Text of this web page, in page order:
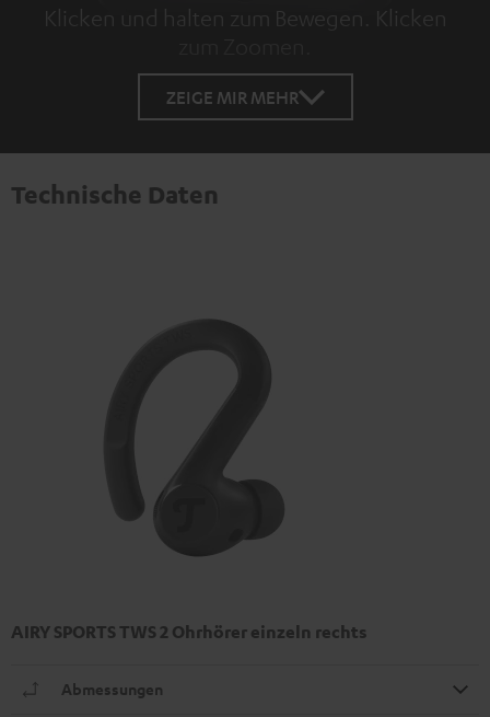
Klicken und halten zum Bewegen. Klicken
ZEIGE MIR MEHR
Technische Daten
AIRY SPORTS TWS 2 Ohrhörer einzeln rechts
Abmessungen